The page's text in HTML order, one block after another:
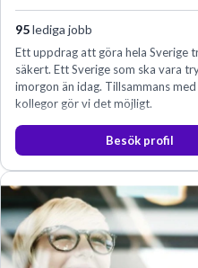
95lediga jobb
Ett uppdrag att göra hela Sverige
säkert. Ett Sverige som ska vara
imorgon än idag. Tillsammans
kollegor gör vi det möjligt.
Besök profil